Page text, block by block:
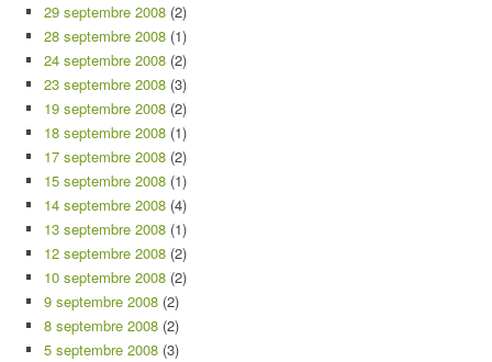
29 septembre 2008 (2)
28 septembre 2008 (1)
24 septembre 2008 (2)
23 septembre 2008 (3)
19 septembre 2008 (2)
18 septembre 2008 (1)
17 septembre 2008 (2)
15 septembre 2008 (1)
14 septembre 2008 (4)
13 septembre 2008 (1)
12 septembre 2008 (2)
10 septembre 2008 (2)
9 septembre 2008 (2)
8 septembre 2008 (2)
5 septembre 2008 (3)